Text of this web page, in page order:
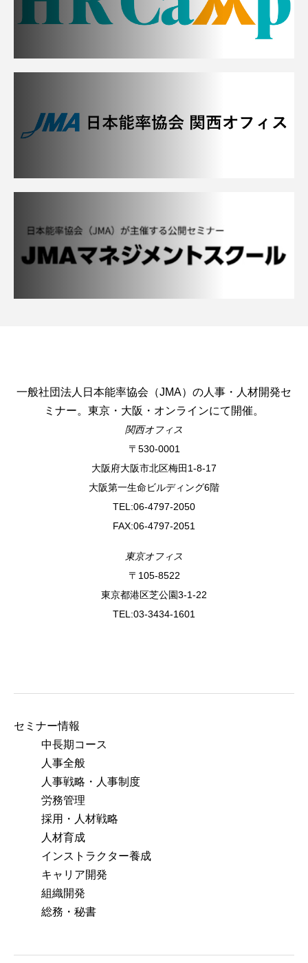
一般社団法人日本能率協会（JMA）の人事・人材開発セ
ミナー。東京・大阪・オンラインにて開催。
関西オフィス
〒530-0001
⼤阪府⼤阪市北区梅⽥1-8-17
⼤阪第⼀⽣命ビルディング6階
TEL:06-4797-2050
FAX:06-4797-2051
東京オフィス
〒105-8522
東京都港区芝公園3-1-22
TEL:03-3434-1601
セミナー情報
中長期コース
人事全般
人事戦略・人事制度
労務管理
採用・人材戦略
人材育成
インストラクター養成
キャリア開発
組織開発
総務・秘書